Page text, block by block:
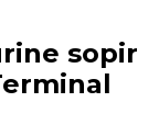
sopir